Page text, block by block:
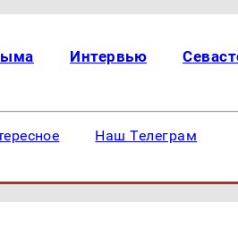
Интервью
Наш Телеграм